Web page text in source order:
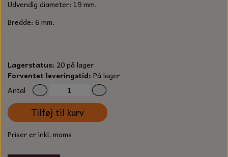
DYBEL
TÆNDRØR
SPÆNDEBÅND
BENSINSLANGE OG FILTRE
STIKSAV KLINGER
ARBEJDSLYS
MEJSLER
VÆRKTØJSSÆT
Udvendig diameter: 19 mm.
Bredde: 6 mm.
Lagerstatus: 20 på lager
Forventet leveringstid: På lager
Antal
Tilføj til kurv
Priser er inkl. moms